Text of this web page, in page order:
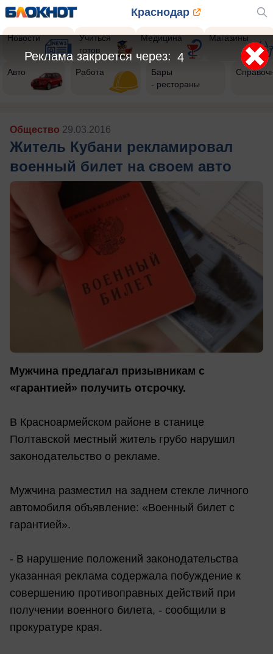
Краснодар
Новости
Учиться
готов
Медицина Магазины
Авто Работа
Бары
- рестораны
Общество 29.03.2016
Житель Кубани рекламировал
военный билет на своем авто
Мужчина предлагал призывникам с
«гарантией» получить отсрочку.
В Красноармейском районе в станице
Полтавской местный житель грубо нарушил
законодательство о рекламе.
Мужчина разместил на заднем стекле личного
автомобиля объявление: «Военный билет с
гарантией».
- В нарушение положений законодательства
указанная реклама содержала побуждение к
совершению противоправных действий при
получении военного билета, - сообщили в
прокуратуре края.
2
Реклама закроется через: